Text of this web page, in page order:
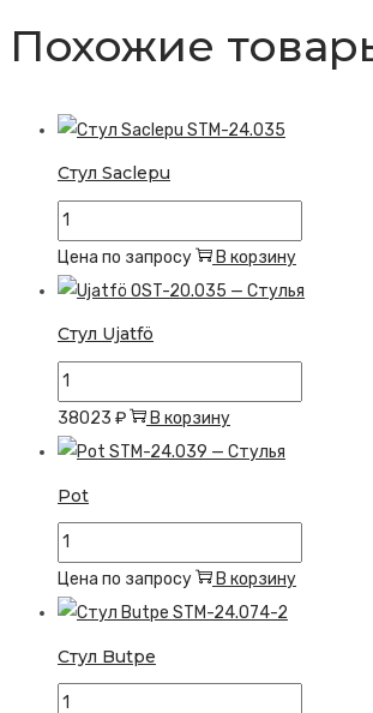
Похожие
Стул Saclepu
Количество
товара
Стул
Цена по запросу В корзину
Стул Ujatfö
Количество
товара
Стул
38023 ₽ В корзину
Pot
Количество
товара
Pot
Цена по запросу В корзину
Стул Butpe
Количество